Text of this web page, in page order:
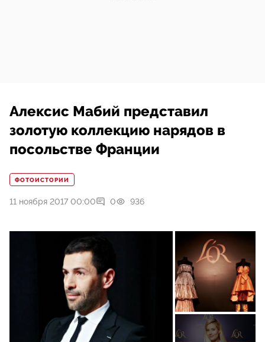
Алексис Мабий представил
золотую коллекцию нарядов в
посольстве Франции
ФОТОИСТОРИИ
11 ноября 2017 00:00 0 936